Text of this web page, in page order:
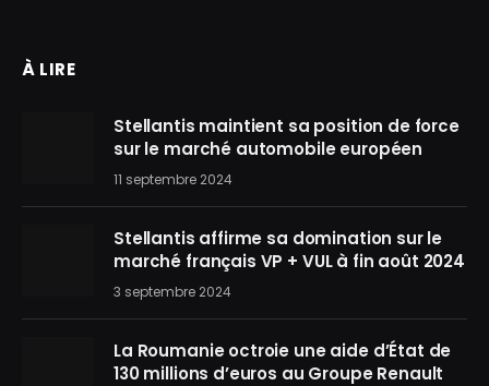
À LIRE
Stellantis maintient sa position de force
sur le marché automobile européen
11 septembre 2024
Stellantis affirme sa domination sur le
marché français VP + VUL à fin août 2024
3 septembre 2024
La Roumanie octroie une aide d’État de
130 millions d’euros au Groupe Renault